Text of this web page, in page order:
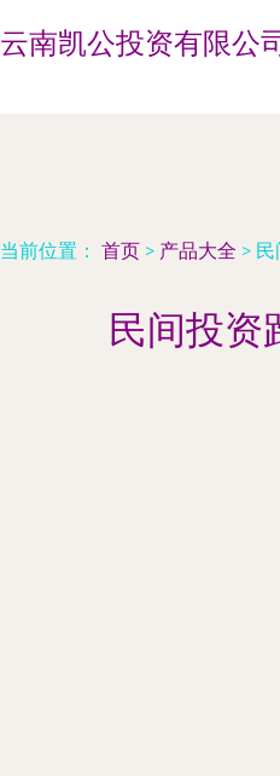
云南凯公投资有限公
当前位置： 首页 > 产品大全 >
民间投